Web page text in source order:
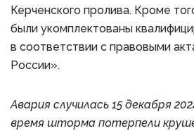
Керченского пролива. Кроме
были укомплектованы
в соответствии с правовыми
России».
Авария случилась 15 декабря
время шторма потерпели